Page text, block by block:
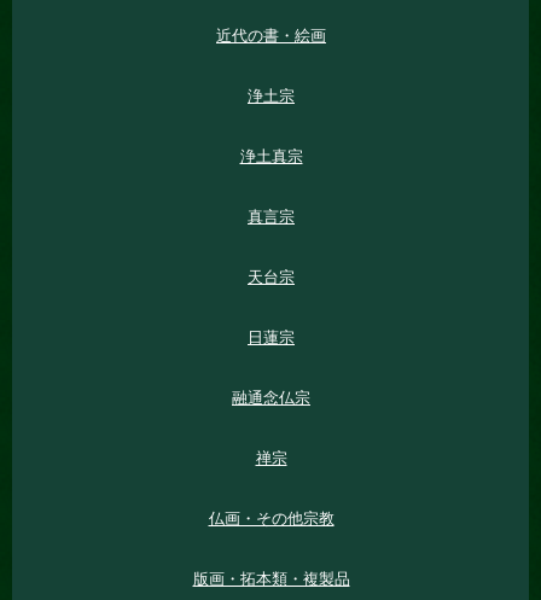
近代の書・絵画
浄土宗
浄土真宗
真言宗
天台宗
日蓮宗
融通念仏宗
禅宗
仏画・その他宗教
版画・拓本類・複製品